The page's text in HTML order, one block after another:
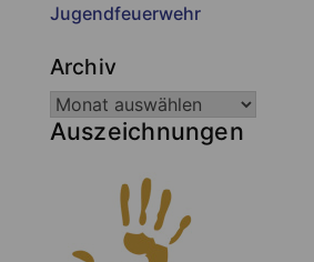
Jugendfeuerwehr
Archiv
Auszeichnungen